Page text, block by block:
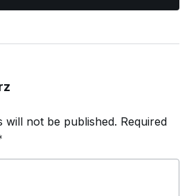
will not be published. Required